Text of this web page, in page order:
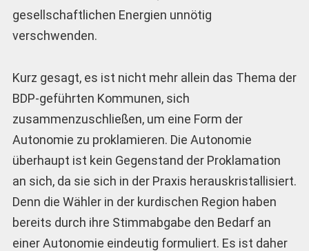
gesellschaftlichen Energien unnötig
verschwenden.
Kurz gesagt, es ist nicht mehr allein das Thema der
BDP-geführten Kommunen, sich
zusammenzuschließen, um eine Form der
Autonomie zu proklamieren. Die Autonomie
überhaupt ist kein Gegenstand der Proklamation
an sich, da sie sich in der Praxis herauskristallisiert.
Denn die Wähler in der kurdischen Region haben
bereits durch ihre Stimmabgabe den Bedarf an
einer Autonomie eindeutig formuliert. Es ist daher